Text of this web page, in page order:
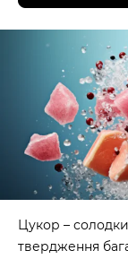
Цукор –
твердження